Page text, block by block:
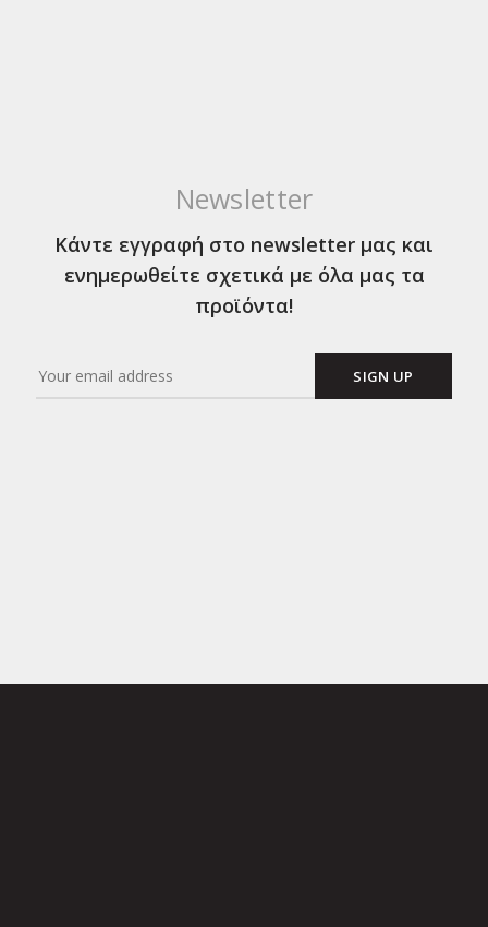
Newsletter
Κάντε εγγραφή στο newsletter μας και
ενημερωθείτε σχετικά με όλα μας τα
προϊόντα!